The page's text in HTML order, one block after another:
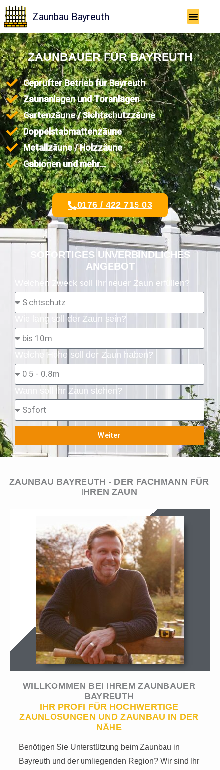
Zum
Inhalt
springen
Zaunbau Bayreuth
ZAUNBAUER FÜR BAYREUTH
Geprüfter Betrieb für Bayreuth
Zaunanlagen und Toranlagen
Gartenzäune / Sichtschutzzäune
Doppelstabmattenzäune
Metallzäune / Holzzäune
Gabionen und mehr...
0176 / 422 715 03
SOFORTIGES UNVERBINDLICHES
ANGEBOT
Welchen Zweck soll Ihr neuer Zaun erfüllen?
Wie lang soll der Zaun sein?
Welche Höhe soll der Zaun haben?
Wann soll Ihr Zaun stehen?
Weiter
ZAUNBAU BAYREUTH - DER FACHMANN FÜR
IHREN ZAUN
WILLKOMMEN BEI IHREM ZAUNBAUER
BAYREUTH
IHR PROFI FÜR HOCHWERTIGE
ZAUNLÖSUNGEN UND ZAUNBAU IN DER
NÄHE
Benötigen Sie Unterstützung beim Zaunbau in
Bayreuth und der umliegenden Region? Wir sind Ihr